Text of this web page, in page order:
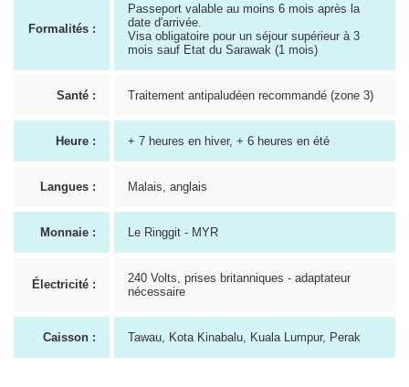
Formalités :
Passeport valable au moins 6 mois après la
date d'arrivée.
Visa obligatoire pour un séjour supérieur à 3
mois sauf Etat du Sarawak (1 mois)
Santé : Traitement antipaludéen recommandé (zone 3)
Heure : + 7 heures en hiver, + 6 heures en été
Langues : Malais, anglais
Monnaie : Le Ringgit - MYR
Électricité :
240 Volts, prises britanniques - adaptateur
nécessaire
Caisson : Tawau, Kota Kinabalu, Kuala Lumpur, Perak